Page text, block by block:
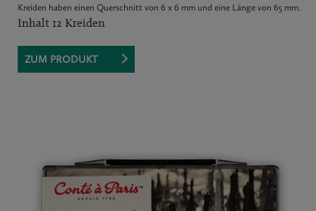
Kreiden haben einen Querschnitt von 6 x 6 mm und eine Länge von 65 mm.
Inhalt 12 Kreiden
ZUM PRODUKT